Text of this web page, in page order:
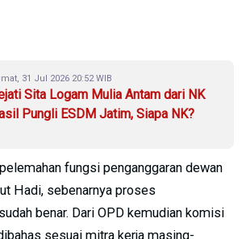
31 Jul 2026 20:52 WIB
Sita Logam Mulia Antam dari NK
Pungli ESDM Jatim, Siapa NK?
fungsi penganggaran dewan
Hadi, sebenarnya proses
benar. Dari OPD kemudian komisi
sesuai mitra kerja masing-